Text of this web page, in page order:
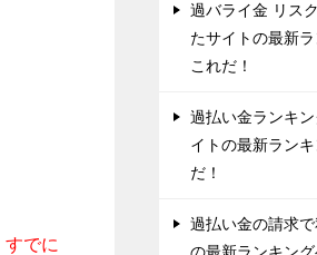
すでに
過バライ金 リス
たサイトの最新
これだ！
過払い金ランキ
イトの最新ラン
だ！
過払い金の請求